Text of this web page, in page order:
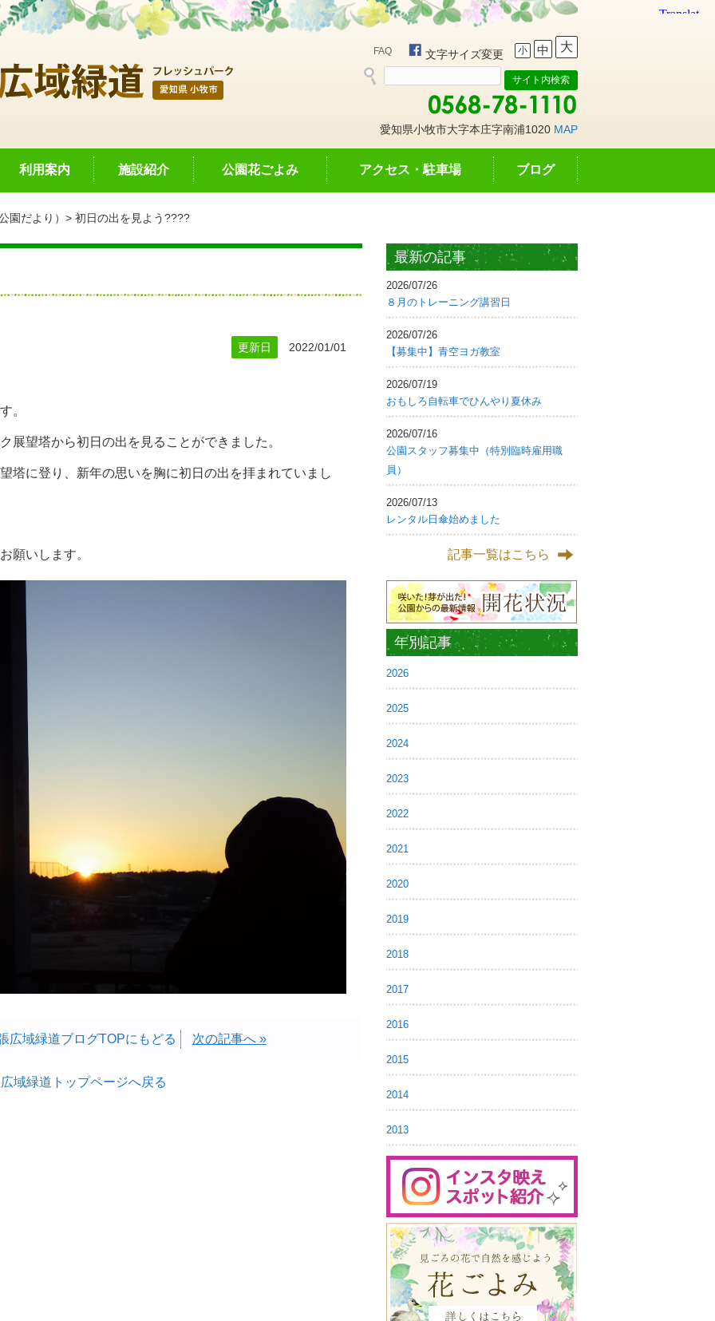
FAQ 文字サイズ変更 小 中 大
愛知県小牧市大字本庄字南浦1020 MAP
利用案内 施設紹介 公園花ごよみ アクセス・駐車場 ブログ
園だより） 初日の出を見よう????
更新日 2022/01/01
。
展望塔から初日の出を見ることができました。
塔に登り、新年の思いを胸に初日の出を拝まれていまし
願いします。
広域緑道ブログTOPにもどる 次の記事へ »
域緑道トップページへ戻る
最新の記事
2026/07/26
８月のトレーニング講習日
2026/07/26
【募集中】青空ヨガ教室
2026/07/19
おもしろ自転車でひんやり夏休み
2026/07/16
公園スタッフ募集中（特別臨時雇用職
員）
2026/07/13
レンタル日傘始めました
記事一覧はこちら
年別記事
2026
2025
2024
2023
2022
2021
2020
2019
2018
2017
2016
2015
2014
2013